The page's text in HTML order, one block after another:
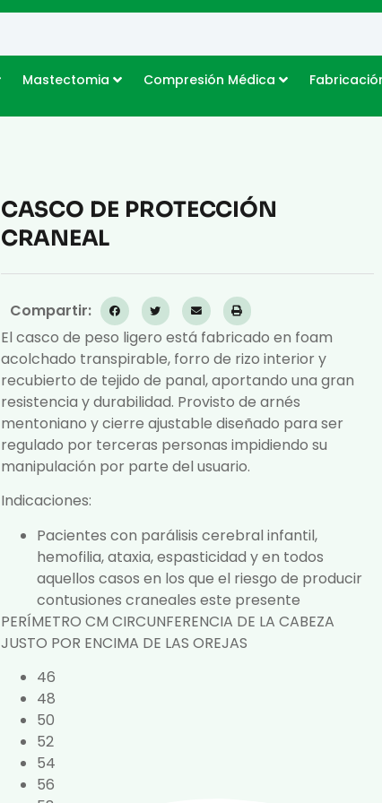
Mastectomia Compresión Médica
CASCO DE PROTECCIÓN
CRANEAL
Compartir:
El casco de peso ligero está fabricado en foam
acolchado transpirable, forro de rizo interior y
recubierto de tejido de panal, aportando una gran
resistencia y durabilidad. Provisto de arnés
mentoniano y cierre ajustable diseñado para ser
regulado por terceras personas impidiendo su
manipulación por parte del usuario.
Indicaciones:
Pacientes con parálisis cerebral infantil,
hemofilia, ataxia, espasticidad y en todos
aquellos casos en los que el riesgo de producir
contusiones craneales este presente
PERÍMETRO CM CIRCUNFERENCIA DE LA CABEZA
JUSTO POR ENCIMA DE LAS OREJAS
46
48
50
52
54
56